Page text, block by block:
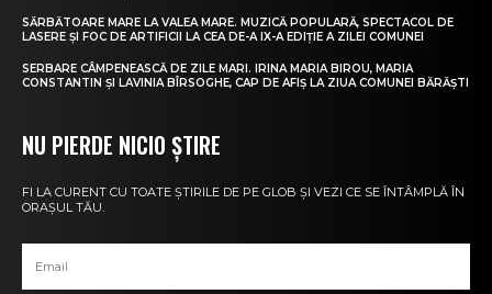
SĂRBĂTOARE MARE LA VALEA MARE. MUZICĂ POPULARĂ, SPECTACOL DE
LASERE ȘI FOC DE ARTIFICII LA CEA DE-A IX-A EDIȚIE A ZILEI COMUNEI
SERBARE CÂMPENEASCĂ DE ZILE MARI. IRINA MARIA BIROU, MARIA
CONSTANTIN ȘI LAVINIA BÎRSOGHE, CAP DE AFIȘ LA ZIUA COMUNEI BĂRĂȘTI
NU PIERDE NICIO ȘTIRE
FI LA CURENT CU TOATE ȘTIRILE DE PE GLOB ȘI VEZI CE SE ÎNTÂMPLĂ ÎN
ORAȘUL TĂU.